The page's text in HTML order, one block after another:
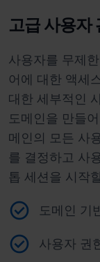
고급 사용자
사용자를 무제
어에 대한 액세
대한 세부적인
도메인을 만들
메인의 모든 사
를 결정하고 사
톱 세션을 시작
도메인 기
사용자 권